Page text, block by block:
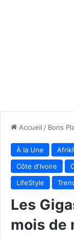
Accueil / Bons
À la Une
Côte d'Ivoire
LifeStyle
Les
mois de